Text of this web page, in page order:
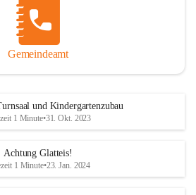
Gemeindeamt
und Kindergartenzubau
1 Minute•31. Okt. 2023
Achtung Glatteis!
1 Minute•23. Jan. 2024